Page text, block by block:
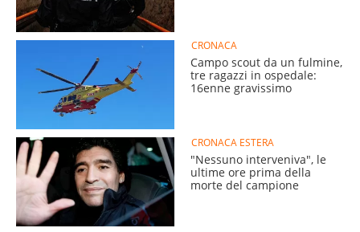
CRONACA
Campo scout da un fulmine,
tre ragazzi in ospedale:
16enne gravissimo
CRONACA ESTERA
"Nessuno interveniva", le
ultime ore prima della
morte del campione